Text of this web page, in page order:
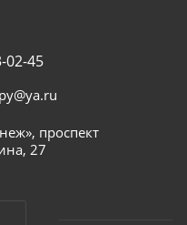
02-45
проспект
27